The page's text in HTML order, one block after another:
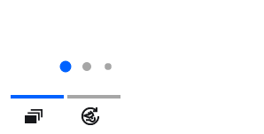
Галерия